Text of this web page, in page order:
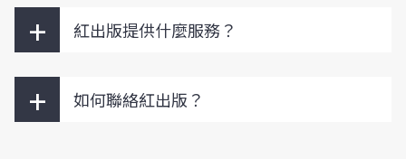
+ 紅出版提供什麼服務？
+ 如何聯絡紅出版？